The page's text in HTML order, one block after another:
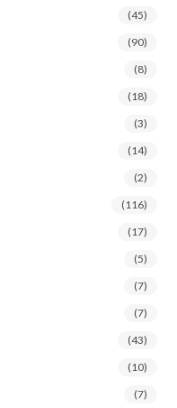
(45)
(90)
(8)
(18)
(3)
(14)
(2)
(116)
(17)
(5)
(7)
(7)
(43)
(10)
(7)